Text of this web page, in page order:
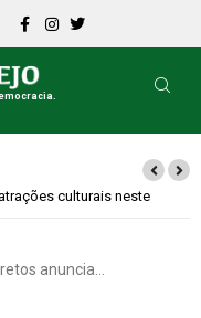
um suspense imprevisível
anuncia…